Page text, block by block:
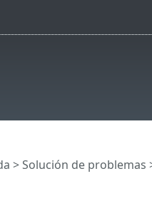
> Solución de problemas